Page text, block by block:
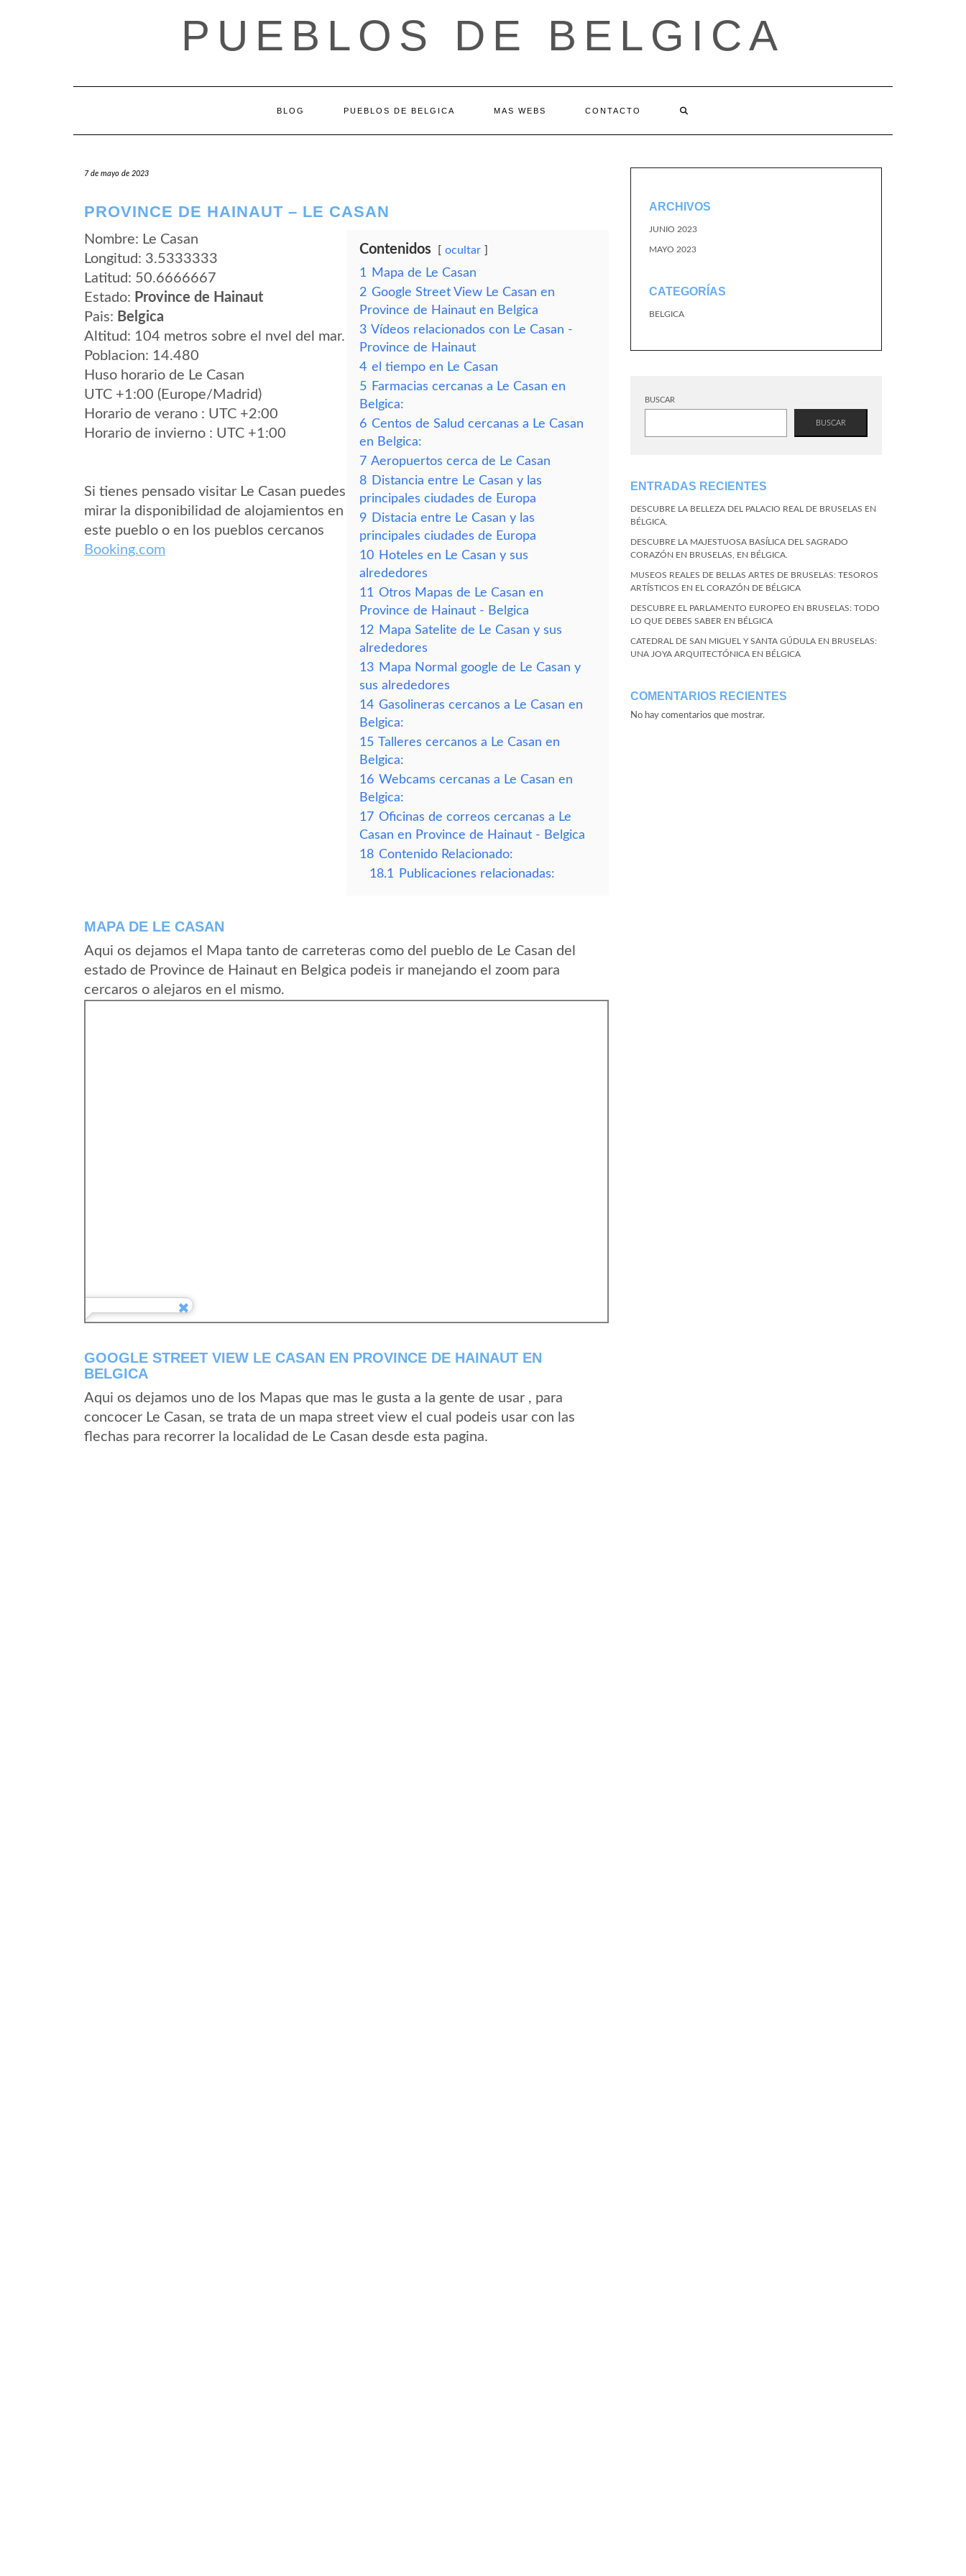
PUEBLOS DE BELGICA
BLOG PUEBLOS DE BELGICA MAS WEBS CONTACTO
7 de mayo de 2023
PROVINCE DE HAINAUT – LE CASAN
Nombre: Le Casan
Longitud: 3.5333333
Latitud: 50.6666667
Estado: Province de Hainaut
Pais: Belgica
Altitud: 104 metros sobre el nvel del mar.
Poblacion: 14.480
Huso horario de Le Casan
UTC +1:00 (Europe/Madrid)
Horario de verano : UTC +2:00
Horario de invierno : UTC +1:00
Si tienes pensado visitar Le Casan puedes
mirar la disponibilidad de alojamientos en
este pueblo o en los pueblos cercanos
Booking.com
Contenidos ocultar
1
Mapa de Le Casan
2 Google Street View Le Casan en
Province de Hainaut en Belgica
3 Vídeos relacionados con Le Casan -
Province de Hainaut
4 el tiempo en Le Casan
5 Farmacias cercanas a Le Casan en
Belgica:
6 Centos de Salud cercanas a Le Casan
en Belgica:
7 Aeropuertos cerca de Le Casan
8 Distancia entre Le Casan y las
principales ciudades de Europa
9 Distacia entre Le Casan y las
principales ciudades de Europa
10 Hoteles en Le Casan y sus
alrededores
11 Otros Mapas de Le Casan en
Province de Hainaut - Belgica
12 Mapa Satelite de Le Casan y sus
alrededores
13 Mapa Normal google de Le Casan y
sus alrededores
14 Gasolineras cercanos a Le Casan en
Belgica:
15 Talleres cercanos a Le Casan en
Belgica:
16 Webcams cercanas a Le Casan en
Belgica:
17 Oficinas de correos cercanas a Le
Casan en Province de Hainaut - Belgica
18 Contenido Relacionado:
18.1
Publicaciones relacionadas:
MAPA DE LE CASAN
Aqui os dejamos el Mapa tanto de carreteras como del pueblo de Le Casan del
estado de Province de Hainaut en Belgica podeis ir manejando el zoom para
cercaros o alejaros en el mismo.
GOOGLE STREET VIEW LE CASAN EN PROVINCE DE HAINAUT EN
BELGICA
Aqui os dejamos uno de los Mapas que mas le gusta a la gente de usar , para
concocer Le Casan, se trata de un mapa street view el cual podeis usar con las
flechas para recorrer la localidad de Le Casan desde esta pagina.
ARCHIVOS
JUNIO 2023
MAYO 2023
CATEGORÍAS
BELGICA
BUSCAR
BUSCAR
ENTRADAS RECIENTES
DESCUBRE LA BELLEZA DEL PALACIO REAL DE BRUSELAS EN
BÉLGICA.
DESCUBRE LA MAJESTUOSA BASÍLICA DEL SAGRADO
CORAZÓN EN BRUSELAS, EN BÉLGICA.
MUSEOS REALES DE BELLAS ARTES DE BRUSELAS: TESOROS
ARTÍSTICOS EN EL CORAZÓN DE BÉLGICA
DESCUBRE EL PARLAMENTO EUROPEO EN BRUSELAS: TODO
LO QUE DEBES SABER EN BÉLGICA
CATEDRAL DE SAN MIGUEL Y SANTA GÚDULA EN BRUSELAS:
UNA JOYA ARQUITECTÓNICA EN BÉLGICA
COMENTARIOS RECIENTES
No hay comentarios que mostrar.